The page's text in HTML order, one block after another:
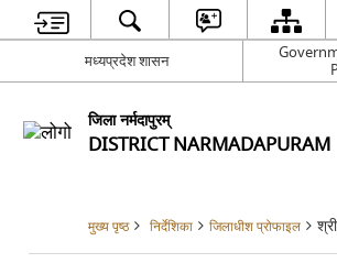
मध्यप्रदेश शासन
जिला नर्मदापुरम्
DISTRICT NARMADAPURAM
मुख्य पृष्ठ निर्देशिका जिलाधीश प्रोफाइल